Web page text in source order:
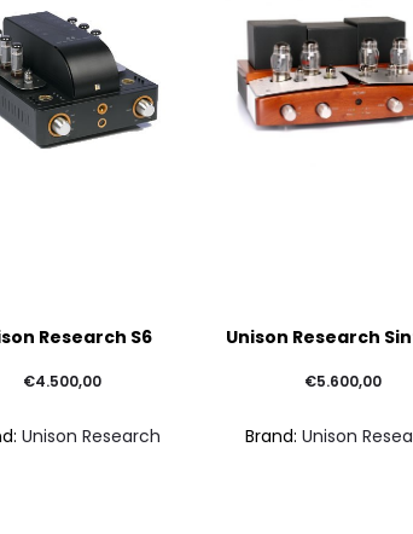
prodotto
varianti.
Research S6
€4.500,00
Unison Research
Unison Research
€5.600,00
Brand:Unison